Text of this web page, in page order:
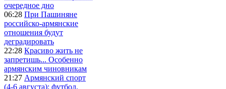
очередное дно
06:28 При Пашиняне
российско-армянские
отношения будут
деградировать
22:28 Красиво жить не
запретишь... Особенно
армянским чиновникам
21:27 Армянский спорт
(4-6 августа): футбол,